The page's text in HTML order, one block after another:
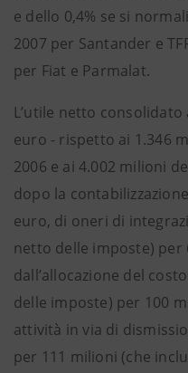
e dello 0,4% se si
2007 per Santander e
per Fiat e Parmalat.
L’utile netto
euro - rispetto ai 1.346
2006 e ai 4.002 milioni
dopo la
euro, di oneri di
netto delle imposte)
dall’allocazione del
delle imposte) per 100
attività in via di
per 111 milioni (che